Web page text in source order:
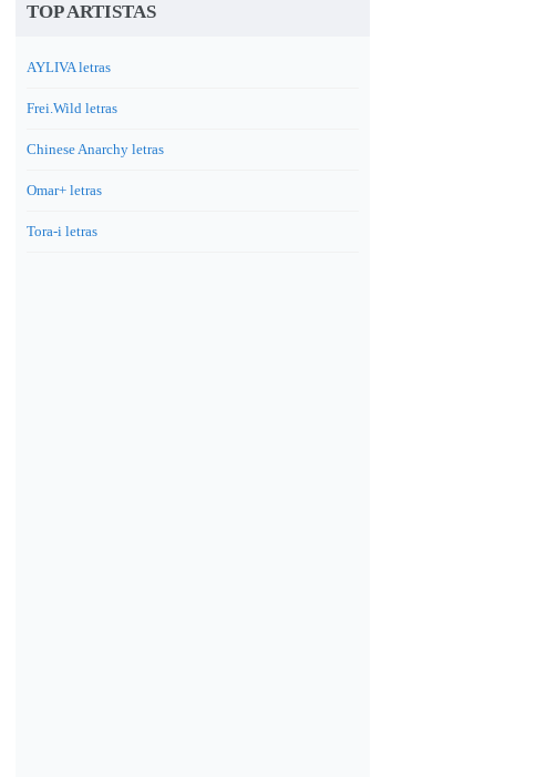
TOP ARTISTAS
AYLIVA letras
Frei.Wild letras
Chinese Anarchy letras
Omar+ letras
Tora-i letras